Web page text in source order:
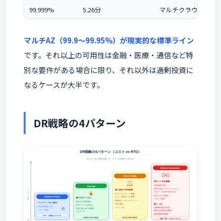
99.999%
5.26分 マルチクラウド・
マルチAZ（99.9〜99.95%）が現実的な標準ライン
です。それ以上の可用性は金融・医療・通信など特
別な要件がある場合に限り、それ以外は過剰投資に
なるケースが大半です。
DR戦略の4パターン